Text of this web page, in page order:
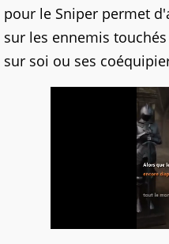
pour le Sniper permet
sur les ennemis
sur soi ou ses